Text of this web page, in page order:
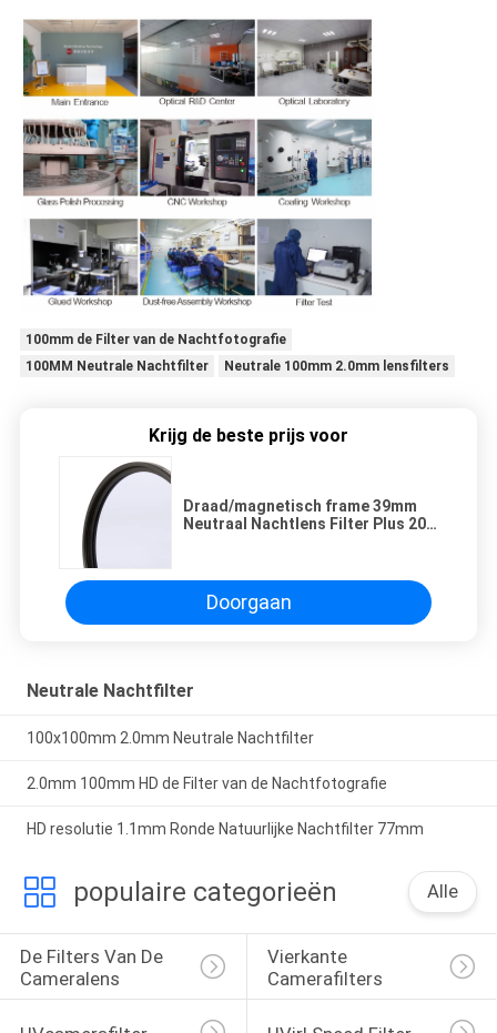
100mm de Filter van de Nachtfotografie
100MM Neutrale Nachtfilter
Neutrale 100mm 2.0mm lensfilters
Krijg de beste prijs voor
Draad/magnetisch frame 39mm
Neutraal Nachtlens Filter Plus 20-
Doorgaan
Neutrale Nachtfilter
100x100mm 2.0mm Neutrale Nachtfilter
2.0mm 100mm HD de Filter van de Nachtfotografie
HD resolutie 1.1mm Ronde Natuurlijke Nachtfilter 77mm
populaire categorieën Alle
De Filters Van De
Cameralens
Vierkante
Camerafilters